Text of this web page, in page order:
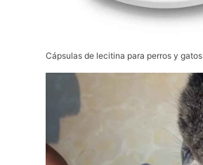
Cápsulas de lecitina para perros y gatos